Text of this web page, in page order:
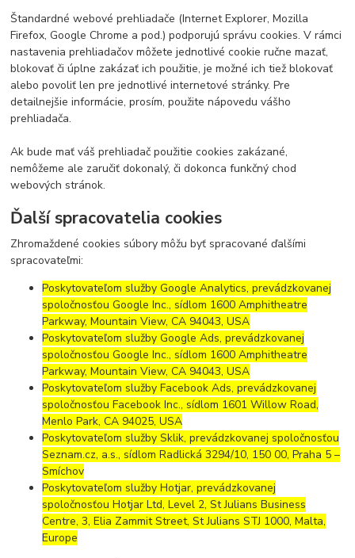
Štandardné webové prehliadače (Internet Explorer, Mozilla
Firefox, Google Chrome a pod.) podporujú správu cookies. V rámci
nastavenia prehliadačov môžete jednotlivé cookie ručne mazať,
blokovať či úplne zakázať ich použitie, je možné ich tiež blokovať
alebo povoliť len pre jednotlivé internetové stránky. Pre
detailnejšie informácie, prosím, použite nápovedu vášho
prehliadača.
Ak bude mať váš prehliadač použitie cookies zakázané,
nemôžeme ale zaručiť dokonalý, či dokonca funkčný chod
webových stránok.
Ďalší spracovatelia cookies
Zhromaždené cookies súbory môžu byť spracované ďalšími
spracovateľmi:
Poskytovateľom služby Google Analytics, prevádzkovanej
spoločnosťou Google Inc., sídlom 1600 Amphitheatre
Parkway, Mountain View, CA 94043, USA
Poskytovateľom služby Google Ads, prevádzkovanej
spoločnosťou Google Inc., sídlom 1600 Amphitheatre
Parkway, Mountain View, CA 94043, USA
Poskytovateľom služby Facebook Ads, prevádzkovanej
spoločnosťou Facebook Inc., sídlom 1601 Willow Road,
Menlo Park, CA 94025, USA
Poskytovateľom služby Sklik, prevádzkovanej spoločnosťou
Seznam.cz, a.s., sídlom Radlická 3294/10, 150 00, Praha 5 –
Smíchov
Poskytovateľom služby Hotjar, prevádzkovanej
spoločnosťou Hotjar Ltd, Level 2, St Julians Business
Centre, 3, Elia Zammit Street, St Julians STJ 1000, Malta,
Europe